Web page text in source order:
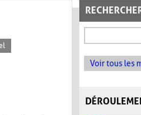
Voir tous les